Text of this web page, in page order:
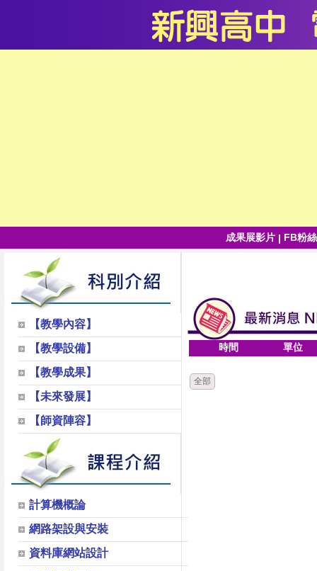
成果展影片 | FB粉
【教學內容】
【教學設備】
【教學成果】
【未來發展】
【師資陣容】
計算機概論
網路架設與安裝
資料庫網站設計
時間 單位
全部